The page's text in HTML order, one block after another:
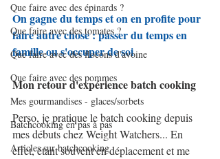
Que faire avec des épinards ?
Que faire avec des tomates ?
Que faire avec des flocons d'avoine
Que faire avec des pommes
Mes gourmandises - glaces/sorbets
Batchcooking en pas à pas
Articles sur batchcooking
On gagne du temps et on en profite pour
faire autre chose : passer du temps en
famille ou s'occuper de soi
Mon retour d'expérience batch cooking
Perso, je pratique le batch cooking depuis
mes débuts chez Weight Watchers... En
effet, étant souvent en déplacement et me